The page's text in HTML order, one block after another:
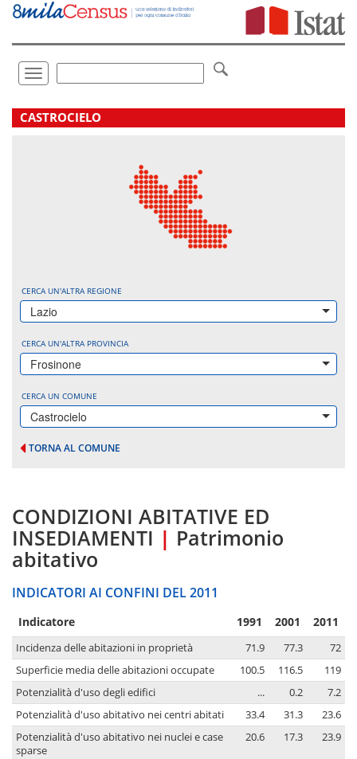
Vai
direttamente
Toggle
navigation
.
CASTROCIELO
CERCA UN'ALTRA REGIONE
Lazio
CERCA UN'ALTRA PROVINCIA
Frosinone
CERCA UN COMUNE
Castrocielo
TORNA AL COMUNE
CONDIZIONI ABITATIVE ED
INSEDIAMENTI | Patrimonio
abitativo
INDICATORI AI CONFINI DEL 2011
Indicatore 1991 2001 2011
Incidenza delle abitazioni in proprietà 71.9 77.3
72
Superficie media delle abitazioni occupate
100.5 116.5
119
Potenzialità d'uso degli edifici
... 0.2
7.2
Potenzialità d'uso abitativo nei centri abitati
33.4 31.3
23.6
Potenzialità d'uso abitativo nei nuclei e case
sparse
20.6 17.3 23.9